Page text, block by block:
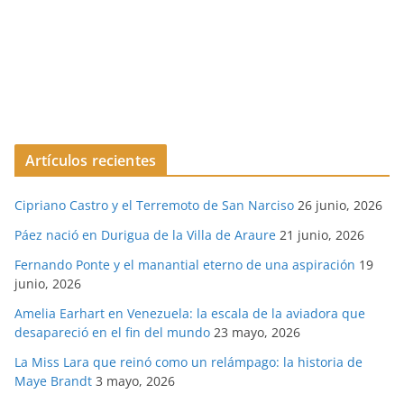
Artículos recientes
Cipriano Castro y el Terremoto de San Narciso 26 junio, 2026
Páez nació en Durigua de la Villa de Araure 21 junio, 2026
Fernando Ponte y el manantial eterno de una aspiración 19
junio, 2026
Amelia Earhart en Venezuela: la escala de la aviadora que
desapareció en el fin del mundo 23 mayo, 2026
La Miss Lara que reinó como un relámpago: la historia de
Maye Brandt 3 mayo, 2026